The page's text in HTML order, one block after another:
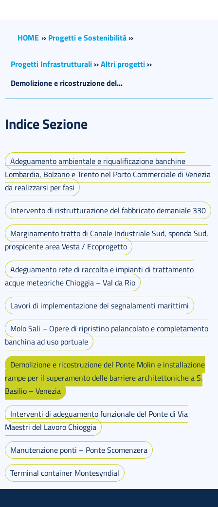
HOME ›› Progetti e Sostenibilità››
Progetti Infrastrutturali››Altri progetti››
Demolizione e ricostruzione del...
Indice Sezione
Adeguamento ambientale e riqualificazione banchine
Lombardia, Bolzano e Trento nel Porto Commerciale di Venezia
da realizzarsi per fasi
Intervento di ristrutturazione del fabbricato demaniale 330
Marginamento tratto di Canale Industriale Sud, sponda Sud,
prospicente area Vesta / Ecoprogetto
Adeguamento rete di raccolta e impianti di trattamento
acque meteoriche Chioggia – Val da Rio
Lavori di implementazione dei segnalamenti marittimi
Molo Sali – Opere di ripristino palancolato e completamento
banchina ad uso portuale
Demolizione e ricostruzione del Ponte Molin e installazione
rampe per il superamento delle barriere architettoniche a S.
Basilio – Venezia
Interventi di adeguamento funzionale del Ponte di Via
Maestri del Lavoro Chioggia
Manutenzione ponti – Ponte Scomenzera
Terminal container Montesyndial